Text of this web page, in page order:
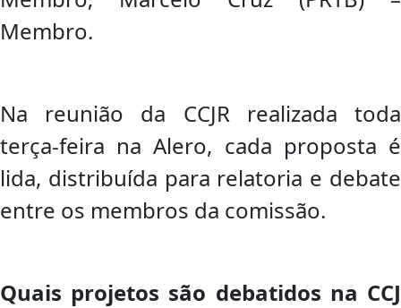
Membro.
Na reunião da CCJR realizada toda
terça-feira na Alero, cada proposta é
lida, distribuída para relatoria e debate
entre os membros da comissão.
Quais projetos são debatidos na CCJ